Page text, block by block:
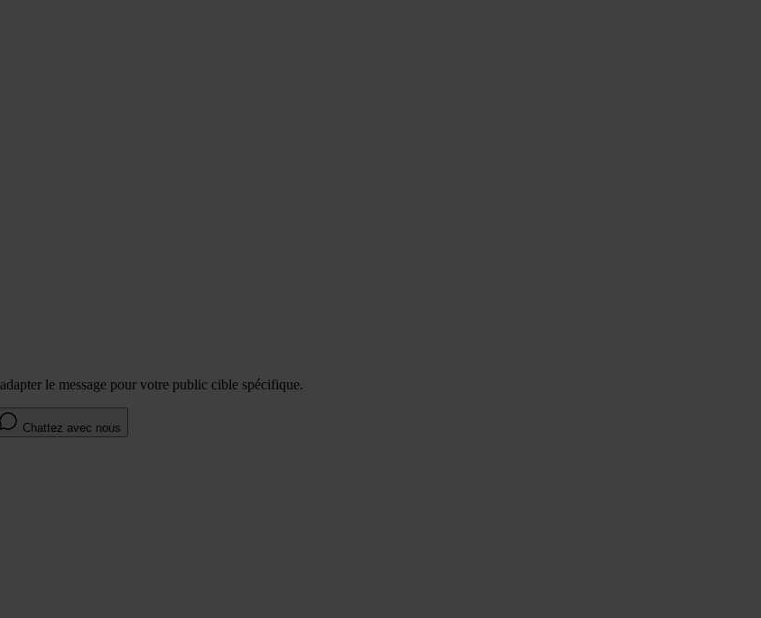
le message pour votre public cible spécifique.
Chattez avec nous